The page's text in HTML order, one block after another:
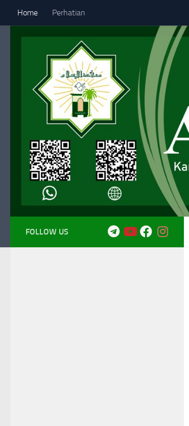
Skip to content
Home Perhatian
FOLLOW US